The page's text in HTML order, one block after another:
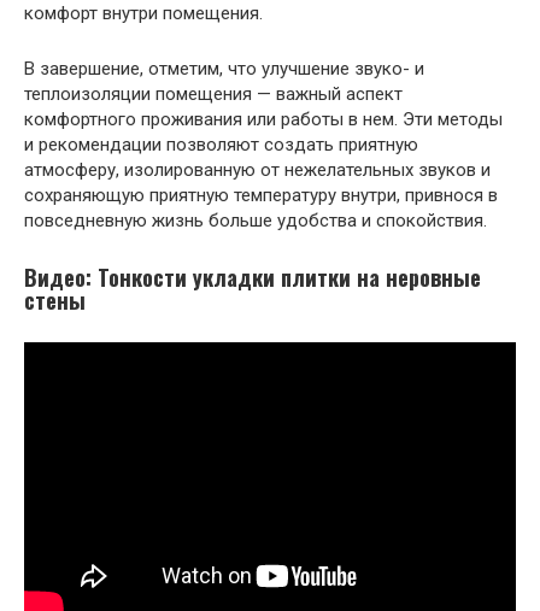
комфорт внутри помещения.
В завершение, отметим, что улучшение звуко- и
теплоизоляции помещения — важный аспект
комфортного проживания или работы в нем. Эти методы
и рекомендации позволяют создать приятную
атмосферу, изолированную от нежелательных звуков и
сохраняющую приятную температуру внутри, привнося в
повседневную жизнь больше удобства и спокойствия.
Видео: Тонкости укладки плитки на неровные
стены